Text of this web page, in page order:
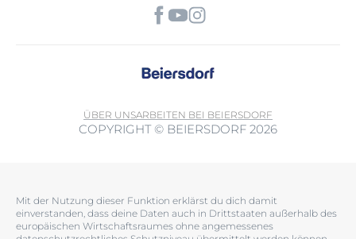
ÜBER UNSARBEITEN BEI BEIERSDORF
COPYRIGHT © BEIERSDORF 2026
Mit der Nutzung dieser Funktion erklärst du dich damit
einverstanden, dass deine Daten auch in Drittstaaten außerhalb des
europäischen Wirtschaftsraumes ohne angemessenes